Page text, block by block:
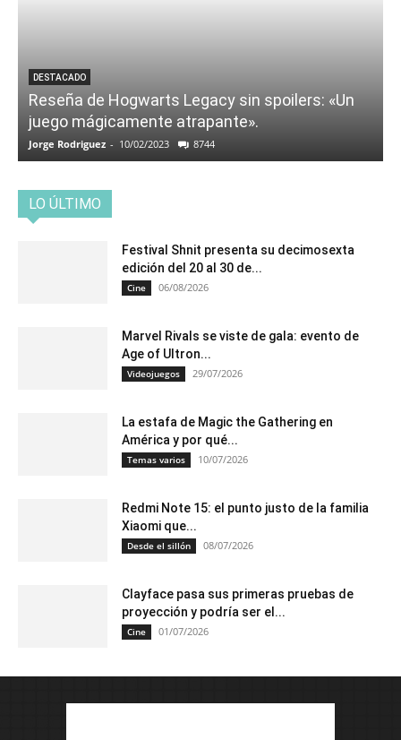
DESTACADO
Reseña de Hogwarts Legacy sin spoilers: «Un
juego mágicamente atrapante».
Jorge Rodriguez - 10/02/2023 8744
LO ÚLTIMO
Festival Shnit presenta su decimosexta
edición del 20 al 30 de...
Cine 06/08/2026
Marvel Rivals se viste de gala: evento de
Age of Ultron...
Videojuegos 29/07/2026
La estafa de Magic the Gathering en
América y por qué...
Temas varios 10/07/2026
Redmi Note 15: el punto justo de la familia
Xiaomi que...
Desde el sillón 08/07/2026
Clayface pasa sus primeras pruebas de
proyección y podría ser el...
Cine 01/07/2026